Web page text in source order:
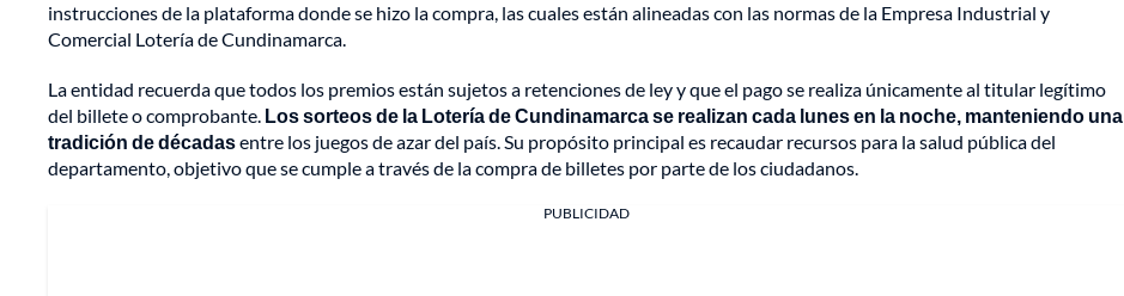
instrucciones de la plataforma donde se hizo la compra, las cuales están alineadas con las normas de la Empresa Industrial y
Comercial Lotería de Cundinamarca.
La entidad recuerda que todos los premios están sujetos a retenciones de ley y que el pago se realiza únicamente al titular legítimo
del billete o comprobante. Los sorteos de la Lotería de Cundinamarca se realizan cada lunes en la noche, manteniendo una
tradición de décadasentre los juegos de azar del país. Su propósito principal es recaudar recursos para la salud pública del
departamento, objetivo que se cumple a través de la compra de billetes por parte de los ciudadanos.
PUBLICIDAD